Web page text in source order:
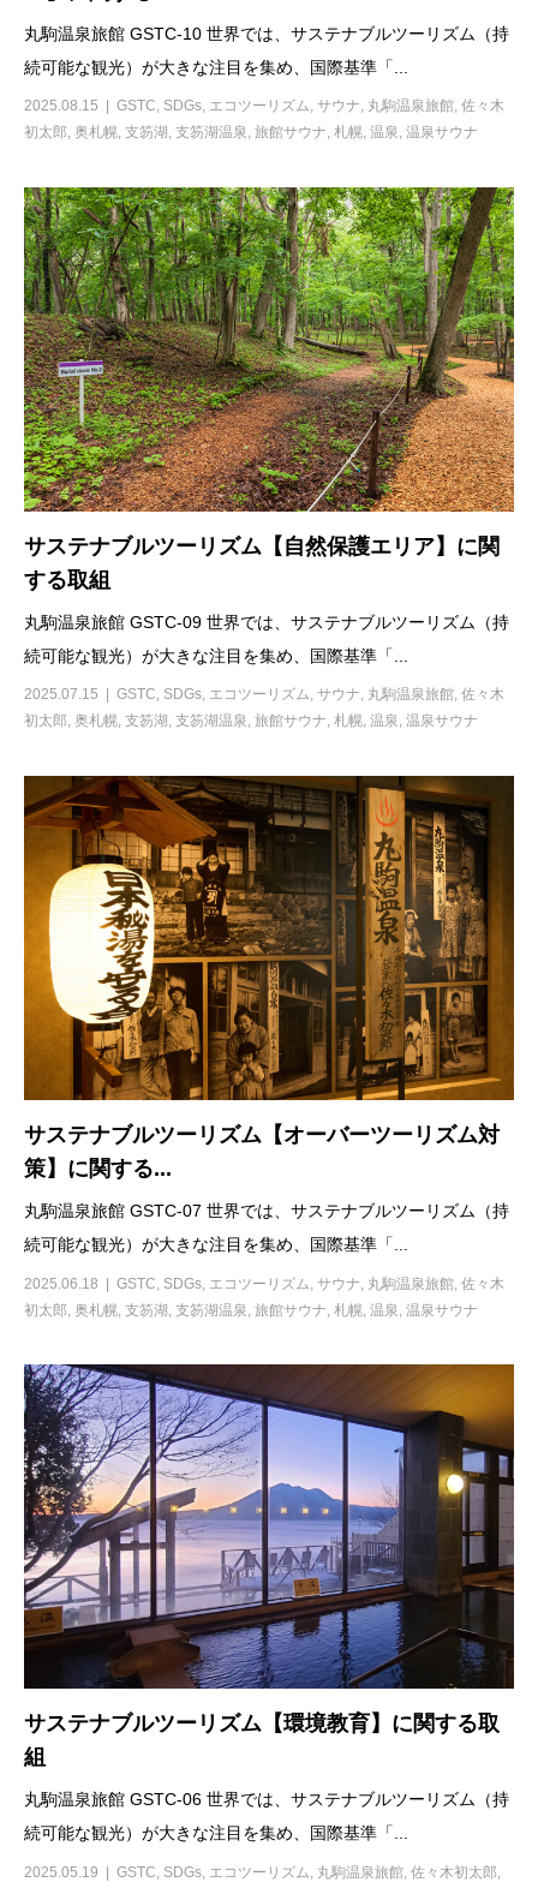
丸駒温泉旅館 GSTC-10 世界では、サステナブルツーリズム（持
続可能な観光）が大きな注目を集め、国際基準「...
2025.08.15 GSTC, SDGs, エコツーリズム, サウナ, 丸駒温泉旅館, 佐々木
初太郎, 奥札幌, 支笏湖 , 支笏湖温泉, 旅館サウナ, 札幌, 温泉, 温泉サウナ
サステナブルツーリズム【自然保護エリア】に関
する取組
丸駒温泉旅館 GSTC-09 世界では、サステナブルツーリズム（持
続可能な観光）が大きな注目を集め、国際基準「...
2025.07.15 GSTC, SDGs, エコツーリズム, サウナ, 丸駒温泉旅館, 佐々木
初太郎, 奥札幌, 支笏湖 , 支笏湖温泉, 旅館サウナ, 札幌, 温泉, 温泉サウナ
サステナブルツーリズム【オーバーツーリズム対
策】に関する...
丸駒温泉旅館 GSTC-07 世界では、サステナブルツーリズム（持
続可能な観光）が大きな注目を集め、国際基準「...
2025.06.18 GSTC SDGs エコツーリズム サウナ 丸駒温泉旅館 佐々木
初太郎 奥札幌 支笏湖 支笏湖温泉 旅館サウナ 札幌 温泉 温泉サウナ
サステナブルツーリズム【環境教育】に関する取
組
丸駒温泉旅館 GSTC-06 世界では、サステナブルツーリズム（持
続可能な観光）が大きな注目を集め、国際基準「...
2025.05.19 GSTC SDGs エコツーリズム 丸駒温泉旅館 佐々木初太郎